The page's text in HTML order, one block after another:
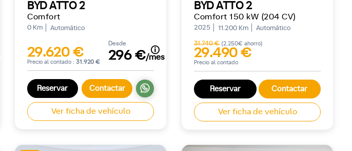
BYD ATTO 2
Comfort
0 Km Automático
29.620 €
Precio al contado : 31.920 €
Desde
296 €/mes
Reservar Contactar
Ver ficha de vehículo
BYD ATTO 2
Comfort 150 kW (204 CV)
2025 11.200 Km Automático
31.740 € (2.250€ ahorro)
29.490 €
Precio al contado
Reservar Contactar
Ver ficha de vehículo